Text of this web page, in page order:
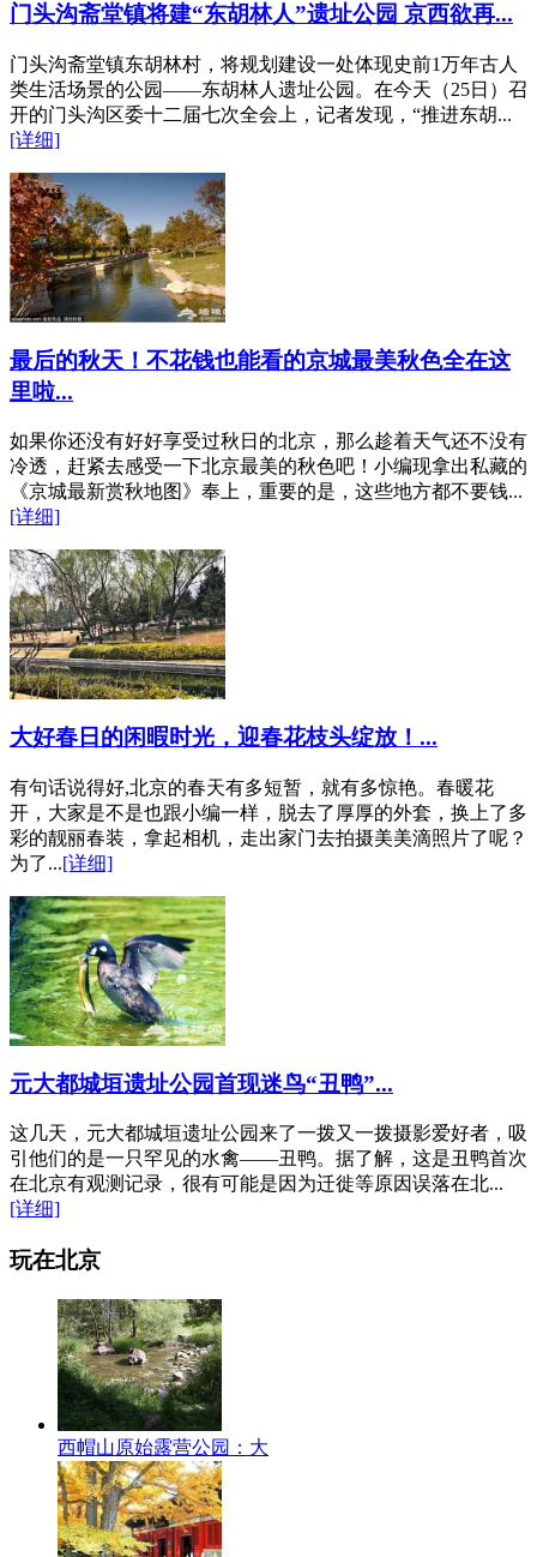
门头沟斋堂镇将建“东胡林人”遗址公园 京西欲再...
门头沟斋堂镇东胡林村，将规划建设一处体现史前1万年古人
类生活场景的公园——东胡林人遗址公园。在今天（25日）召
开的门头沟区委十二届七次全会上，记者发现，“推进东胡...
[详细]
最后的秋天！不花钱也能看的京城最美秋色全在这
里啦...
如果你还没有好好享受过秋日的北京，那么趁着天气还不没有
冷透，赶紧去感受一下北京最美的秋色吧！小编现拿出私藏的
《京城最新赏秋地图》奉上，重要的是，这些地方都不要钱...
[详细]
大好春日的闲暇时光，迎春花枝头绽放！...
有句话说得好,北京的春天有多短暂，就有多惊艳。春暖花
开，大家是不是也跟小编一样，脱去了厚厚的外套，换上了多
彩的靓丽春装，拿起相机，走出家门去拍摄美美滴照片了呢？
为了...[详细]
元大都城垣遗址公园首现迷鸟“丑鸭”...
这几天，元大都城垣遗址公园来了一拨又一拨摄影爱好者，吸
引他们的是一只罕见的水禽——丑鸭。据了解，这是丑鸭首次
在北京有观测记录，很有可能是因为迁徙等原因误落在北...
[详细]
玩在北京
西帽山原始露营公园：大